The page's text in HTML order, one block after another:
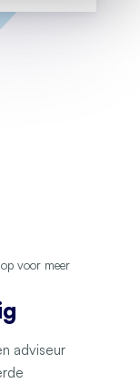
voor meer
adviseur